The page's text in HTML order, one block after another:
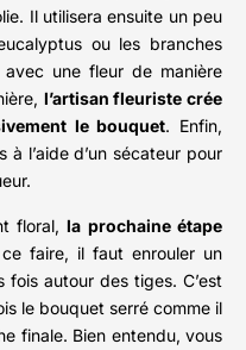
Il utilisera ensuite un peu
ou les branches
avec une fleur de manière
l’artisan fleuriste crée
le bouquet. Enfin,
l’aide d’un sécateur pour
floral,la prochaine étape
faire, il faut enrouler un
autour des tiges. C’est
le bouquet serré comme il
finale. Bien entendu, vous